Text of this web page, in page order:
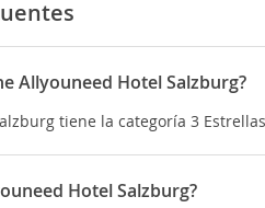
Allyouneed Hotel Salzburg?
tiene la categoría 3 Estrellas
Hotel Salzburg?